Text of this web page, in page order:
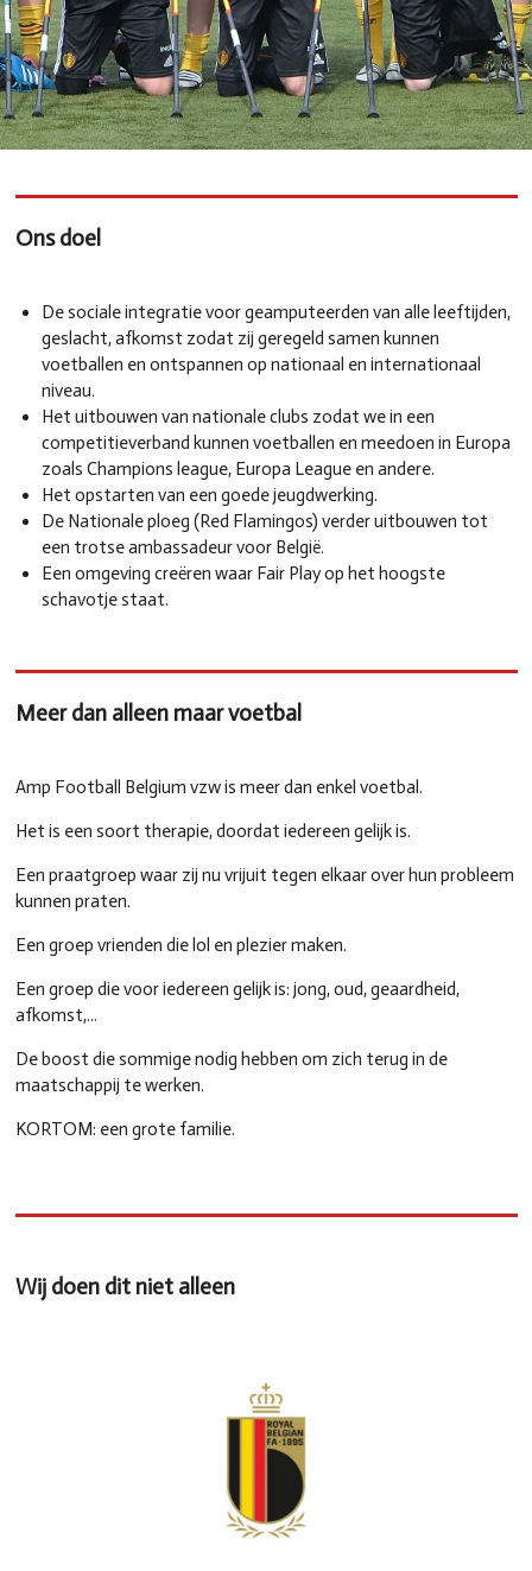
Ons doel
De sociale integratie voor geamputeerden van alle leeftijden,
geslacht, afkomst zodat zij geregeld samen kunnen
voetballen en ontspannen op nationaal en internationaal
niveau.
Het uitbouwen van nationale clubs zodat we in een
competitieverband kunnen voetballen en meedoen in Europa
zoals Champions league, Europa League en andere.
Het opstarten van een goede jeugdwerking.
De Nationale ploeg (Red Flamingos) verder uitbouwen tot
een trotse ambassadeur voor België.
Een omgeving creëren waar Fair Play op het hoogste
schavotje staat.
Meer dan alleen maar voetbal
Amp Football Belgium vzw is meer dan enkel voetbal.
Het is een soort therapie, doordat iedereen gelijk is.
Een praatgroep waar zij nu vrijuit tegen elkaar over hun probleem
kunnen praten.
Een groep vrienden die lol en plezier maken.
Een groep die voor iedereen gelijk is: jong, oud, geaardheid,
afkomst,...
De boost die sommige nodig hebben om zich terug in de
maatschappij te werken.
KORTOM: een grote familie.
Wij doen dit niet alleen